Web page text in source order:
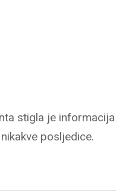
stigla je
posljedice.